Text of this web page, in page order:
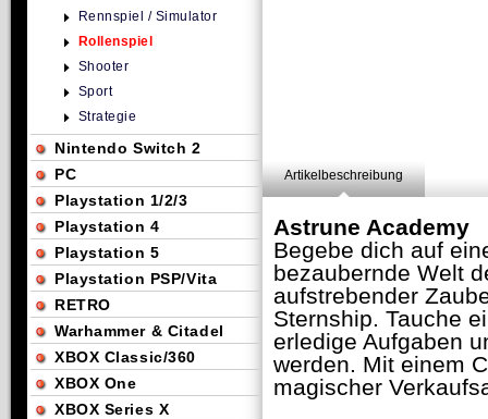
Artikelbeschreibung
Astrune Academy
Begebe dich auf
bezaubernde Welt
aufstrebender
Sternship. Tauche
erledige Aufgaben
werden. Mit einem
magischer
Rennspiel / Simulator
Rollenspiel
Shooter
Sport
Strategie
Nintendo Switch 2
PC
Playstation 1/2/3
Playstation 4
Playstation 5
Playstation PSP/Vita
RETRO
Warhammer & Citadel
XBOX Classic/360
XBOX One
XBOX Series X